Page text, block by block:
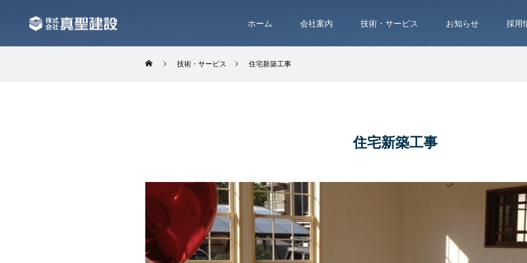
ホーム 会社案内 技術・サービス お知らせ 採用
技術・サービス 住宅新築工事
住宅新築工事